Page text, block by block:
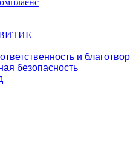
и
безопасность